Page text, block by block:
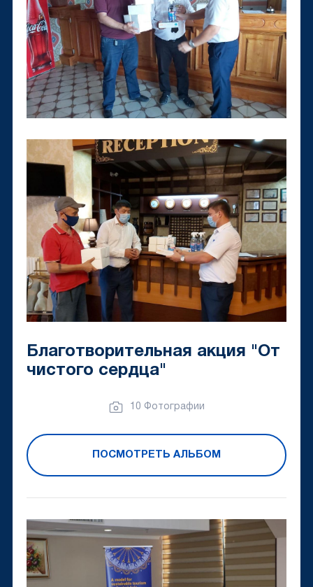
Благотворительная акция "От
чистого сердца"
ПОСМОТРЕТЬ АЛЬБОМ
10 Фотографии